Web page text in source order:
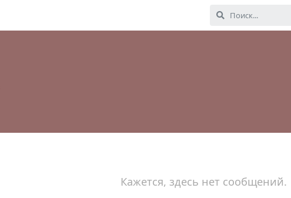
Кажется, здесь нет сообщений.